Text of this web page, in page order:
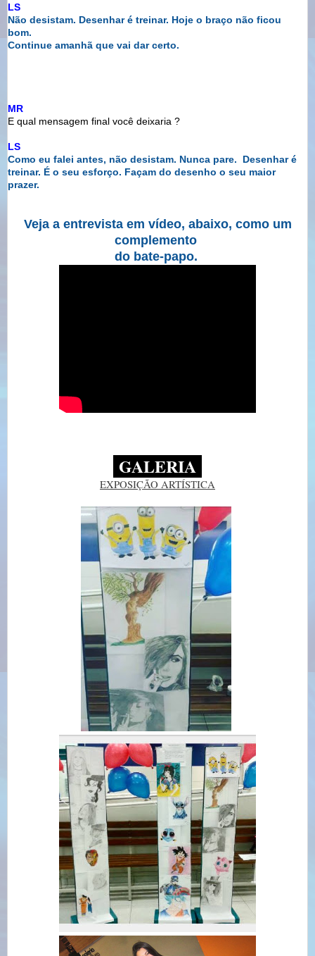
LS
Não desistam. Desenhar é treinar. Hoje o braço não ficou
bom.
Continue amanhã que vai dar certo.
MR
E qual mensagem final você deixaria ?
LS
Como eu falei antes, não desistam. Nunca pare. Desenhar é
treinar. É o seu esforço. Façam do desenho o seu maior
prazer.
Veja a entrevista em vídeo, abaixo, como um
complemento
do bate-papo.
GALERIA
EXPOSIÇÃO ARTÍSTICA